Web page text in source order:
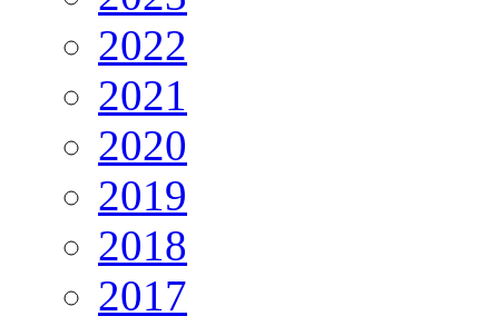
2022
2021
2020
2019
2018
2017